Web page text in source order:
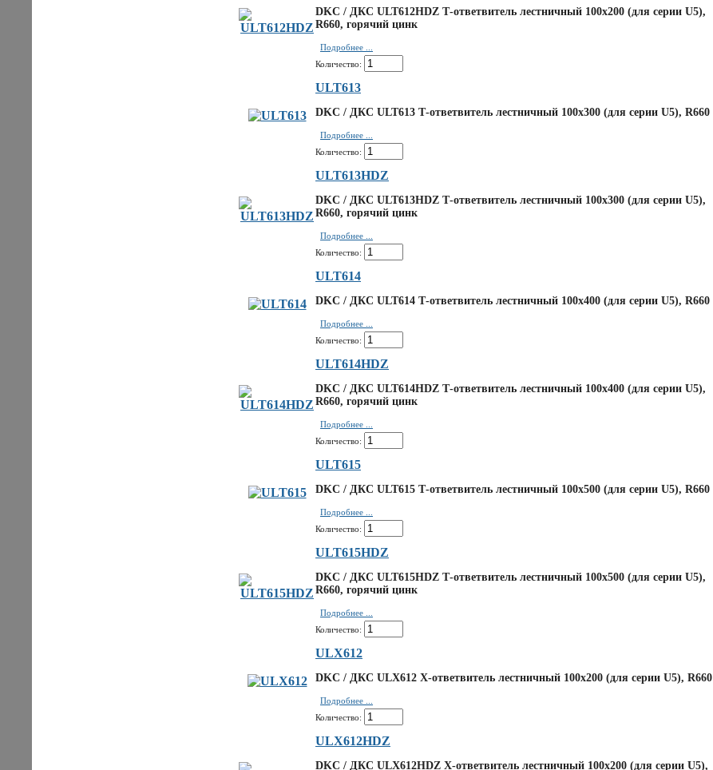
DKC / ДКС ULT612HDZ Т-ответвитель лестничный 100х200 (для серии U5),
R660, горячий цинк
Подробнее ...
Количество:
ULT613
DKC / ДКС ULT613 Т-ответвитель лестничный 100х300 (для серии U5), R660
Подробнее ...
Количество:
ULT613HDZ
DKC / ДКС ULT613HDZ Т-ответвитель лестничный 100х300 (для серии U5),
R660, горячий цинк
Подробнее ...
Количество:
ULT614
DKC / ДКС ULT614 Т-ответвитель лестничный 100х400 (для серии U5), R660
Подробнее ...
Количество:
ULT614HDZ
DKC / ДКС ULT614HDZ Т-ответвитель лестничный 100х400 (для серии U5),
R660, горячий цинк
Подробнее ...
Количество:
ULT615
DKC / ДКС ULT615 Т-ответвитель лестничный 100х500 (для серии U5), R660
Подробнее ...
Количество:
ULT615HDZ
DKC / ДКС ULT615HDZ Т-ответвитель лестничный 100х500 (для серии U5),
R660, горячий цинк
Подробнее ...
Количество:
ULX612
DKC / ДКС ULX612 Х-ответвитель лестничный 100х200 (для серии U5), R660
Подробнее ...
Количество:
ULX612HDZ
DKC / ДКС ULX612HDZ Х-ответвитель лестничный 100х200 (для серии U5),